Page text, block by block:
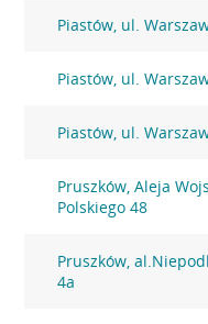
Piastów, ul.
Piastów, ul.
Piastów, ul.
Pruszków, Aleja
Polskiego 48
Pruszków,
4a